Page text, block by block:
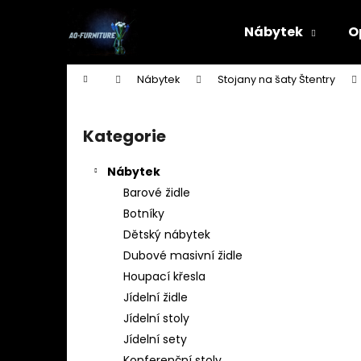
Nábytek
Domů Nábytek Stojany na šaty Štentry
Přeskočit
kategorie
Kategorie
Nábytek
Barové židle
Botníky
Dětský nábytek
Dubové masivní židle
Houpací křesla
Jídelní židle
Jídelní stoly
Jídelní sety
Zpět
Zpět
STOJAN NA ŠATY - ŠTENDR - VĚŠÁK NA